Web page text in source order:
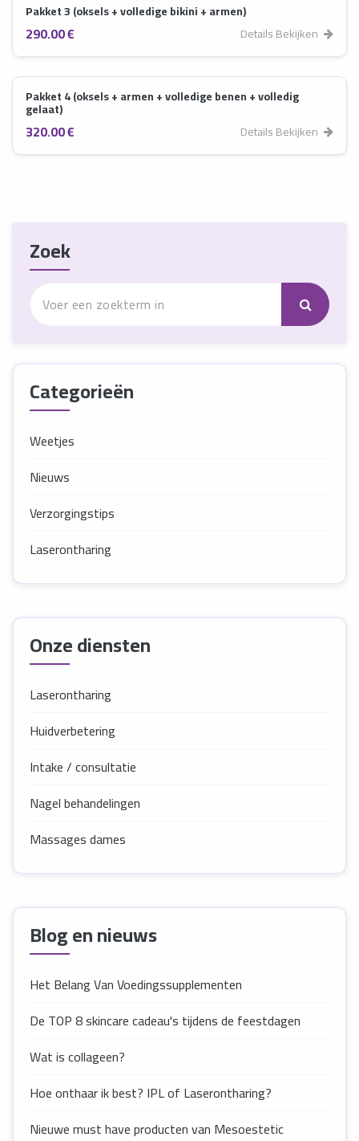
Pakket 3 (oksels + volledige bikini + armen)
290.00 € Details Bekijken
Pakket 4 (oksels + armen + volledige benen + volledig
gelaat)
320.00 € Details Bekijken
Zoek
Categorieën
Weetjes
Nieuws
Verzorgingstips
Laserontharing
Onze diensten
Laserontharing
Huidverbetering
Intake / consultatie
Nagel behandelingen
Massages dames
Blog en nieuws
Het Belang Van Voedingssupplementen
De TOP 8 skincare cadeau's tijdens de feestdagen
Wat is collageen?
Hoe onthaar ik best? IPL of Laserontharing?
Nieuwe must have producten van Mesoestetic